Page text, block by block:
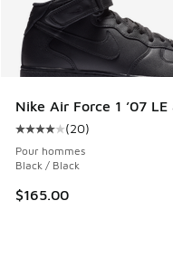
Nike Air Force 1 ’07
Cote moyenne du
(20)
Pour hommes
Black / Black
$165.00